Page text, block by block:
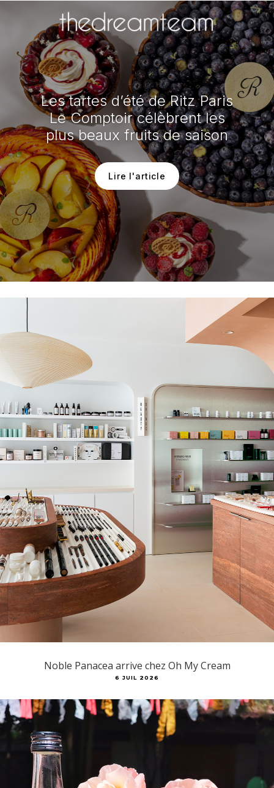
Les tartes d’été de Ritz Paris
Le Comptoir célèbrent les
plus beaux fruits de saison
Lire l'article
Noble Panacea arrive chez Oh My Cream
6 JUIL 2026